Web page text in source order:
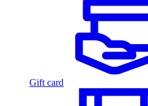
Gift card